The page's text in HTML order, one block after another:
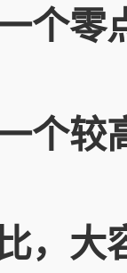
个零
个较
，大